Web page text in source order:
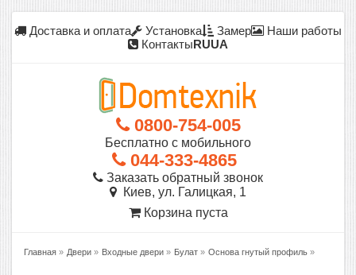
Доставка и оплата Установка Замер
Наши работы
КонтактыRUUA
0800-754-005
Бесплатно с мобильного
044-333-4865
Заказать обратный звонок
Киев, ул. Галицкая, 1
Корзина пуста
Главная » Двери » Входные двери » Булат » Основа гнутый профиль »